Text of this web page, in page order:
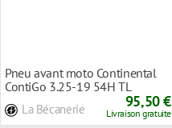
Pneu avant moto Continental
ContiGo 3.25-19 54H TL
La Bécanerie 95,50 €
Livraison gratuite